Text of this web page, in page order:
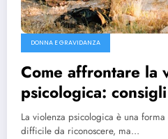
DONNA E GRAVIDANZA
Come affrontare la
psicologica:
reagire
La violenza psicologica è una
difficile da riconoscere, ma…